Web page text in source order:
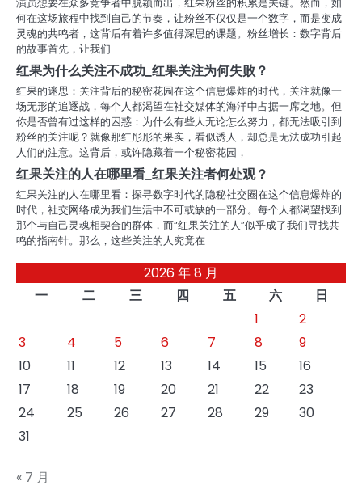
何在这场旅程中找到自己的节奏，让粉丝不仅仅是一个数字，而是变成
灵魂的共鸣者，这背后有着许多值得深思的课题。粉丝增长：数字背后
的故事首先，让我们
红果为什么关注不成功_红果关注为何失败？
红果的迷思：关注背后的秘密花园在这个信息爆炸的时代，关注就像一
场无形的追逐战，每个人都渴望在社交媒体的海洋中占据一席之地。但
你是否曾有过这样的困惑：为什么有些人无论怎么努力，都无法吸引到
粉丝的关注呢？就像那红彤彤的果实，看似诱人，却总是无法成功引起
人们的注意。这背后，或许隐藏着一个秘密花园，
红果关注的人在哪里看_红果关注者何处观？
红果关注的人在哪里看：探寻数字时代的隐秘社交圈在这个信息爆炸的
时代，社交网络成为我们生活中不可或缺的一部分。每个人都渴望找到
那个与自己灵魂相契合的群体，而“红果关注的人”似乎成了我们寻找共
鸣的指南针。那么，这些关注的人究竟在
2026 年 8 月
一
二 三 四 五 六
日
1
2
3
4 5 6 7 8
9
10
11 12 13 14 15
16
17
18 19 20 21 22
23
24
25 26 27 28 29
30
31
« 7 月